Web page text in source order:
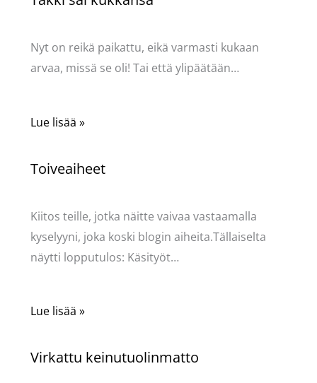
Nyt on reikä paikattu, eikä varmasti kukaan
arvaa, missä se oli! Tai että ylipäätään…
Lue lisää »
Toiveaiheet
Kiitos teille, jotka näitte vaivaa vastaamalla
kyselyyni, joka koski blogin aiheita.Tällaiselta
näytti lopputulos: Käsityöt…
Lue lisää »
Virkattu keinutuolinmatto